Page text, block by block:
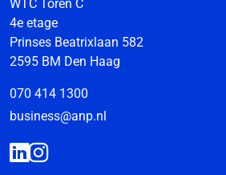
WTC Toren C
4e etage
Prinses Beatrixlaan 582
2595 BM Den Haag
070 414 1300
business@anp.nl